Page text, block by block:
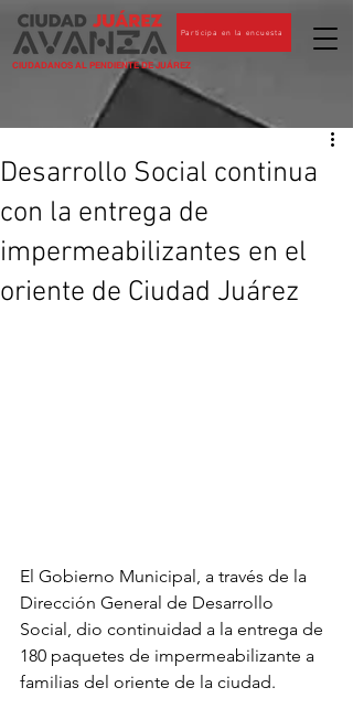
CIUDADANOS AL PENDIENTE DE JUÁREZ
Participa en la encuesta
Desarrollo Social continua
con la entrega de
impermeabilizantes en el
oriente de Ciudad Juárez
El Gobierno Municipal, a través de la
Dirección General de Desarrollo
Social, dio continuidad a la entrega de
180 paquetes de impermeabilizante a
familias del oriente de la ciudad.